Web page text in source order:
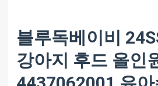
블루독베이비
강아지 후드 올인